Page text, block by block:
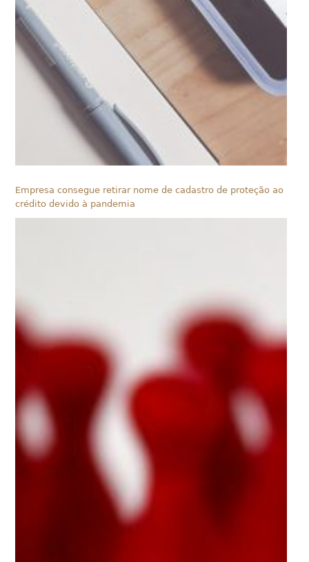
Empresa consegue retirar nome de cadastro de proteção ao
crédito devido à pandemia